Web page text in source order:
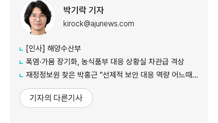
박기락 기자
kirock@ajunews.com
[인사] 해양수산부
폭염·가뭄 장기화, 농식품부 대응 상황실 차관급 격상
재정정보원 찾은 박홍근 "선제적 보안 대응 역량 어느때보다 중요"
기자의 다른기사